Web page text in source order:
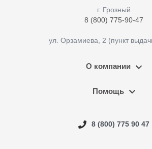
г. Грозный
8 (800) 775-90-47
ул. Орзамиева, 2 (пункт
О компании
Помощь
8 (800) 775 90 47